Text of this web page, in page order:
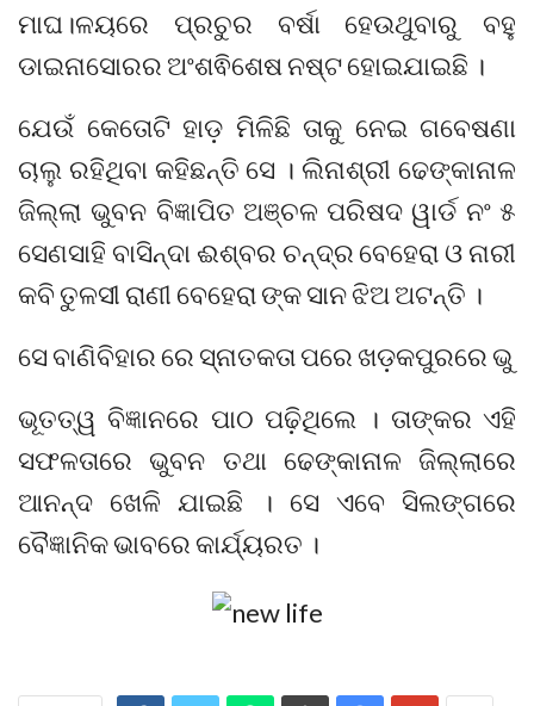
ମାଘ।ଳୟରେ ପ୍ରଚୁର ବର୍ଷା ହେଉଥୁବାରୁ ବହୁ
ଡାଇନାସୋରର ଅଂଶଵିଶେଷ ନଷ୍ଟ ହୋଇଯାଇଛି ।
ଯେଉଁ କେତୋଟି ହାଡ଼ ମିଳିଛି ତାକୁ ନେଇ ଗବେଷଣା
ଚାଲୁ ରହିଥିବା କହିଛନ୍ତି ସେ । ଲିନାଶ୍ରୀ ଢେଙ୍କାନାଳ
ଜିଲ୍ଲା ଭୁବନ ବିଜ୍ଞାପିତ ଅଞ୍ଚଳ ପରିଷଦ ୱାର୍ଡ ନଂ ୫
ସେଣସାହି ବାସିନ୍ଦା ଈଶ୍ବର ଚନ୍ଦ୍ର ବେହେରା ଓ ନାରୀ
କବି ତୁଳସୀ ରାଣୀ ବେହେରା ଙ୍କ ସାନ ଝିଅ ଅଟନ୍ତି ।
ସେ ବାଣିବିହାର ରେ ସ୍ନାତକତା ପରେ ଖଡ଼କପୁରରେ ଭୁ
ଭୂତତ୍ୱ ବିଜ୍ଞାନରେ ପାଠ ପଢ଼ିଥିଲେ । ତାଙ୍କର ଏହି
ସଫଳତାରେ ଭୁବନ ତଥା ଢେଙ୍କାନାଳ ଜିଲ୍ଲାରେ
ଆନନ୍ଦ ଖେଳି ଯାଇଛି । ସେ ଏବେ ସିଲଙ୍ଗରେ
ବୈଜ୍ଞାନିକ ଭାବରେ କାର୍ଯ୍ୟରତ ।